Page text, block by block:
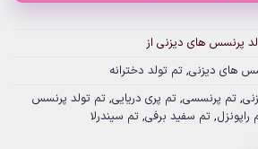
پرنسس های دیزنی از
های دیزنی, تم تولد دخترانه
, تم پرنسسی, تم پری دریایی, تم تولد پرنسس
راپونزل, تم سفید برفی, تم سیندرلا